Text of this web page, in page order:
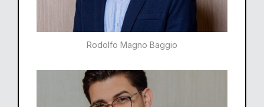
Rodolfo Magno Baggio​​